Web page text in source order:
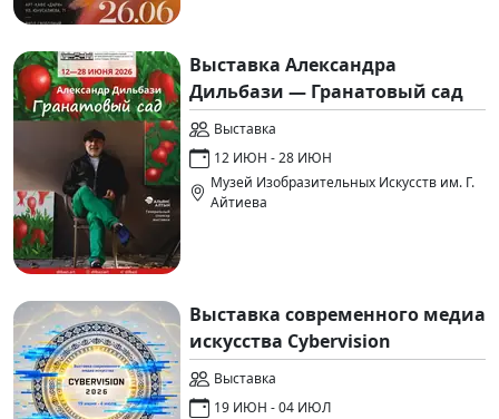
Выставка Александра
Дильбази — Гранатовый сад
Выставка
12 ИЮН - 28 ИЮН
Музей Изобразительных Искусств им. Г.
Айтиева
Выставка современного медиа
искусства Cybervision
Выставка
19 ИЮН - 04 ИЮЛ